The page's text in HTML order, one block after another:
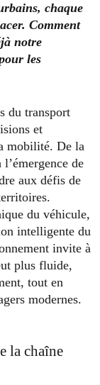
chaque
Comment
notre
les
du transport
et
mobilité. De la
de
aux défis de
du véhicule,
intelligente du
invite à
plus fluide,
tout en
modernes.
la chaîne